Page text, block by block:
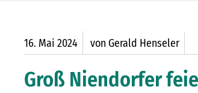
16. Mai 2024 von Gerald Henseler
Groß Niendorfer